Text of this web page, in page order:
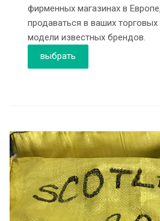
фирменных магазинах в
продаваться в ваших
модели известных брендов.
выбрать